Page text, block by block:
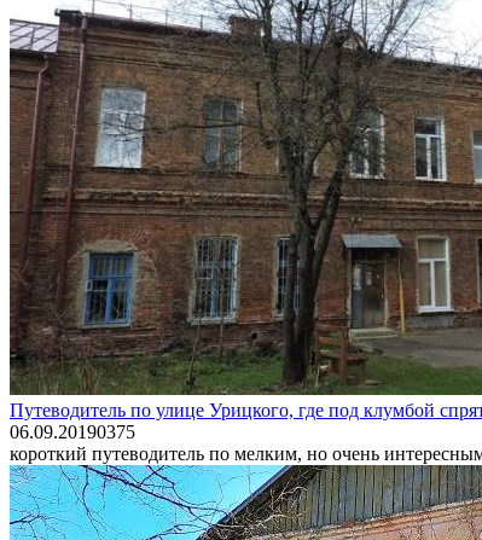
Путеводитель по улице Урицкого, где под клумбой
06.09.20190375
короткий путеводитель по мелким, но очень